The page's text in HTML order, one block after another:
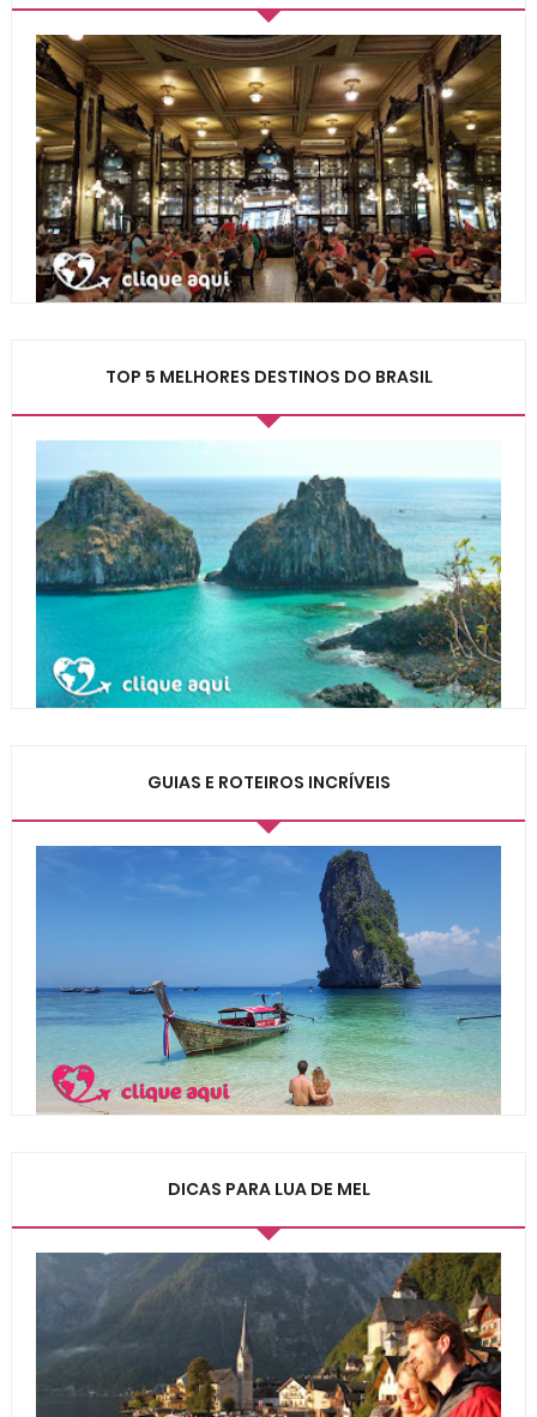
TOP 5 MELHORES DESTINOS DO BRASIL
GUIAS E ROTEIROS INCRÍVEIS
DICAS PARA LUA DE MEL